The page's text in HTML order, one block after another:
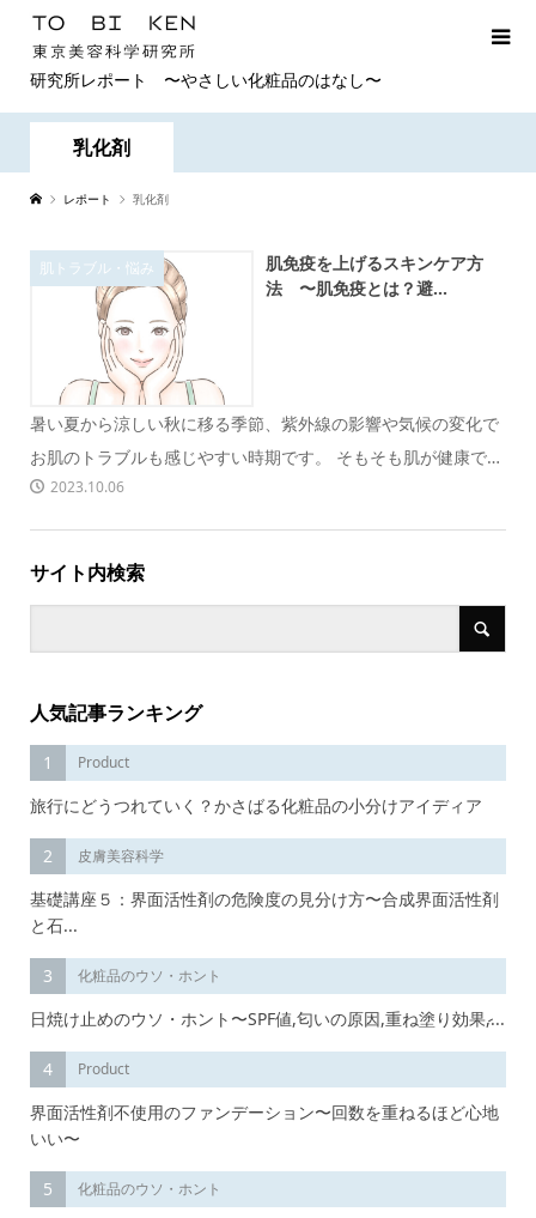
研究所レポート 〜やさしい化粧品のはなし〜
乳化剤
レポート 乳化剤
肌トラブル・悩み
肌免疫を上げるスキンケア方
法 〜肌免疫とは？避...
暑い夏から涼しい秋に移る季節、紫外線の影響や気候の変化で
お肌のトラブルも感じやすい時期です。 そもそも肌が健康であ
れば環境の変化...
2023.10.06
サイト内検索
人気記事ランキング
1 Product
旅行にどうつれていく？かさばる化粧品の小分けアイディア
2 皮膚美容科学
基礎講座５：界面活性剤の危険度の見分け方〜合成界面活性剤
と石...
3 化粧品のウソ・ホント
日焼け止めのウソ・ホント〜SPF値,匂いの原因,重ね塗り効果,̷...
4 Product
界面活性剤不使用のファンデーション〜回数を重ねるほど心地
いい〜
5 化粧品のウソ・ホント